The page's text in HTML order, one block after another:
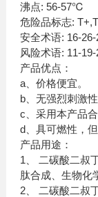
沸点: 56-57℃
危险品标志:
安全术语: 16-
风险术语: 11-
产品优点：
a、价格便宜。
b、无强烈刺激
c、采用本产品
d、具可燃性，
产品用途：
1、 二碳酸二叔
肽合成、生物化
2、 二碳酸二叔